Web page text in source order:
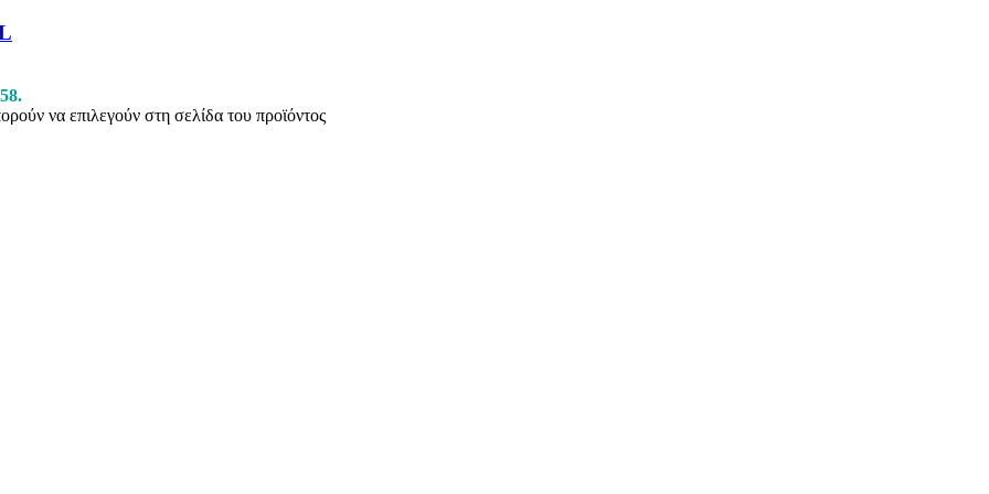
να επιλεγούν στη σελίδα του προϊόντος